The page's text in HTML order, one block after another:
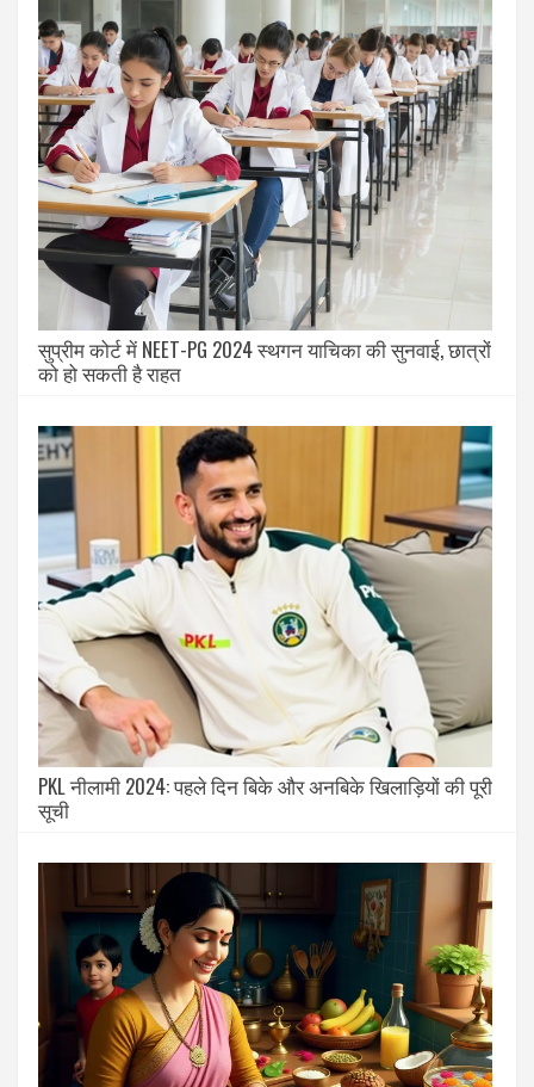
सुप्रीम कोर्ट में NEET-PG 2024 स्थगन याचिका की सुनवाई, छात्रों
को हो सकती है राहत
PKL नीलामी 2024: पहले दिन बिके और अनबिके खिलाड़ियों की पूरी
सूची